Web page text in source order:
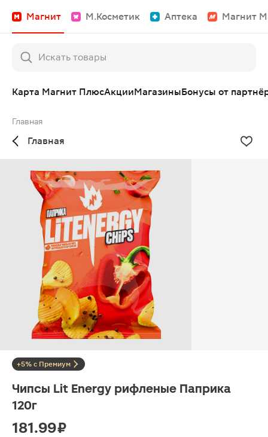
Магнит М.Косметик Аптека Магнит
Карта Магнит ПлюсАкцииМагазиныБонусы от
Главная
Главная
+5% с Премиум
Чипсы Lit Energy рифленые Паприка
120г
181.99 ₽